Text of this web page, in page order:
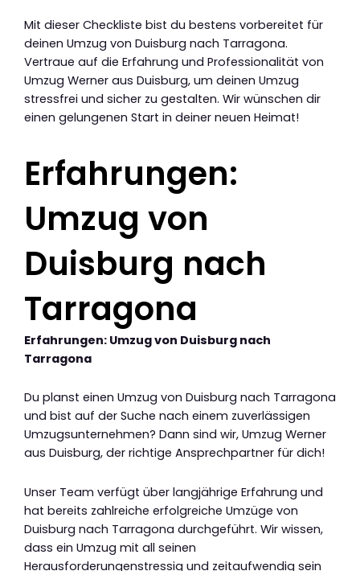
Mit dieser Checkliste bist du bestens vorbereitet für
deinen Umzug von Duisburg nach Tarragona.
Vertraue auf die Erfahrung und Professionalität von
Umzug Werner aus Duisburg, um deinen Umzug
stressfrei und sicher zu gestalten. Wir wünschen dir
einen gelungenen Start in deiner neuen Heimat!
Erfahrungen:
Umzug von
Duisburg nach
Tarragona
Erfahrungen: Umzug von Duisburg nach
Tarragona
Du planst einen Umzug von Duisburg nach Tarragona
und bist auf der Suche nach einem zuverlässigen
Umzugsunternehmen? Dann sind wir, Umzug Werner
aus Duisburg, der richtige Ansprechpartner für dich!
Unser Team verfügt über langjährige Erfahrung und
hat bereits zahlreiche erfolgreiche Umzüge von
Duisburg nach Tarragona durchgeführt. Wir wissen,
dass ein Umzug mit all seinen
Herausforderungenstressig und zeitaufwendig sein